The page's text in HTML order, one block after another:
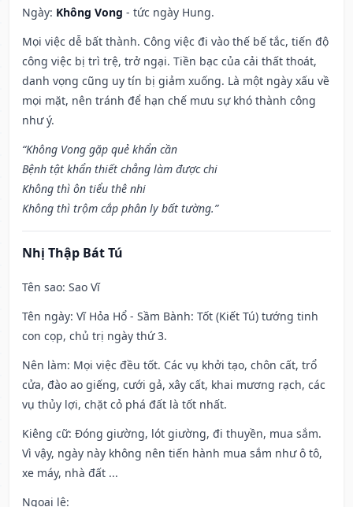
Ngày: Không Vong - tức ngày Hung.
Mọi việc dễ bất thành. Công việc đi vào thế bế tắc, tiến độ
công việc bị trì trệ, trở ngại. Tiền bạc của cải thất thoát,
danh vọng cũng uy tín bị giảm xuống. Là một ngày xấu về
mọi mặt, nên tránh để hạn chế mưu sự khó thành công
như ý.
“Không Vong gặp quẻ khẩn cần
Bệnh tật khẩn thiết chẳng làm được chi
Không thì ôn tiểu thê nhi
Không thì trộm cắp phân ly bất tường.”
Nhị Thập Bát Tú
Tên sao: Sao Vĩ
Tên ngày: Vĩ Hỏa Hổ - Sầm Bành: Tốt (Kiết Tú) tướng tinh
con cọp, chủ trị ngày thứ 3.
Nên làm: Mọi việc đều tốt. Các vụ khởi tạo, chôn cất, trổ
cửa, đào ao giếng, cưới gả, xây cất, khai mương rạch, các
vụ thủy lợi, chặt cỏ phá đất là tốt nhất.
Kiêng cữ: Đóng giường, lót giường, đi thuyền, mua sắm.
Vì vậy, ngày này không nên tiến hành mua sắm như ô tô,
xe máy, nhà đất ...
Ngoại lệ: